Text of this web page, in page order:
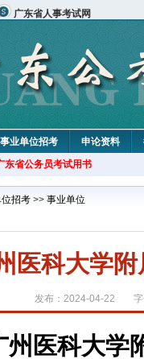
广东省人事考试网
业单位招考 申论资料
东省公务员考试用书
招考 >> 事业单位
医科大学
发布：2024-04-22
州医科大学